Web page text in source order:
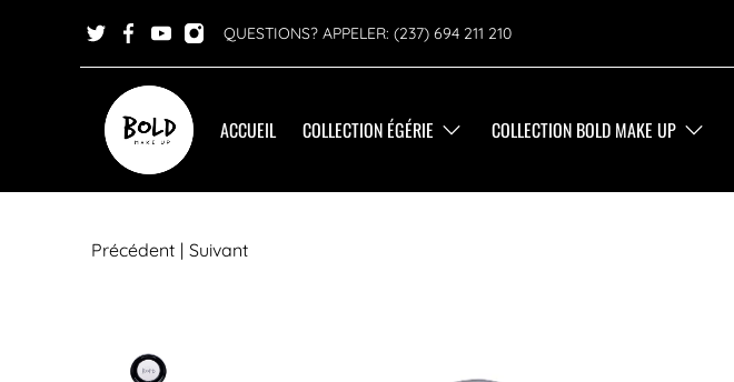
QUESTIONS? APPELER: (237) 694 211 210
ACCUEIL COLLECTION ÉGÉRIE COLLECTION BOLD MAKE UP
Précédent | Suivant